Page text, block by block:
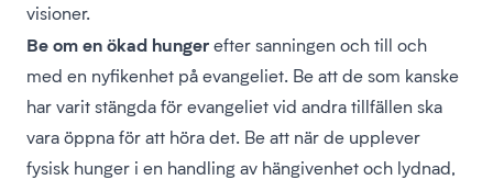
visioner.
Be om en ökad hungerefter sanningen och till och
med en nyfikenhet på evangeliet. Be att de som kanske
har varit stängda för evangeliet vid andra tillfällen ska
vara öppna för att höra det. Be att när de upplever
fysisk hunger i en handling av hängivenhet och lydnad,